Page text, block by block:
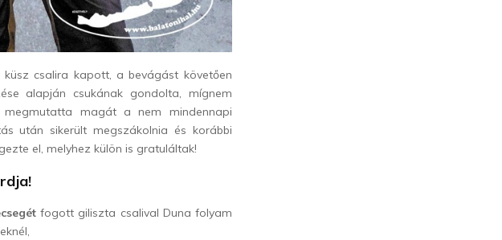
csalira kapott, a bevágást követően
alapján csukának gondolta, mígnem
magát a nem mindennapi
után sikerült megszákolnia és korábbi
el, melyhez külön is gratuláltak!
fogott giliszta csalival Duna folyam